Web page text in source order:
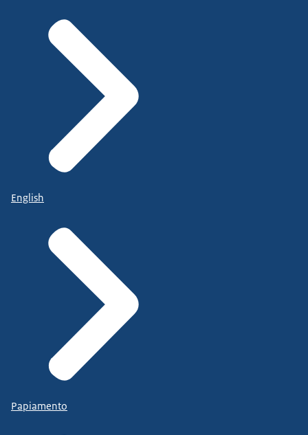
English
Papiamento